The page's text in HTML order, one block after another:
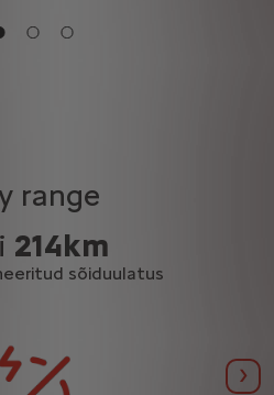
range
214km
sõiduulatus